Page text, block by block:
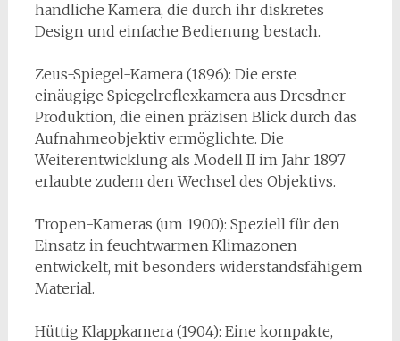
handliche Kamera, die durch ihr diskretes
Design und einfache Bedienung bestach.
Zeus-Spiegel-Kamera (1896): Die erste
einäugige Spiegelreflexkamera aus Dresdner
Produktion, die einen präzisen Blick durch das
Aufnahmeobjektiv ermöglichte. Die
Weiterentwicklung als Modell II im Jahr 1897
erlaubte zudem den Wechsel des Objektivs.
Tropen-Kameras (um 1900): Speziell für den
Einsatz in feuchtwarmen Klimazonen
entwickelt, mit besonders widerstandsfähigem
Material.
Hüttig Klappkamera (1904): Eine kompakte,